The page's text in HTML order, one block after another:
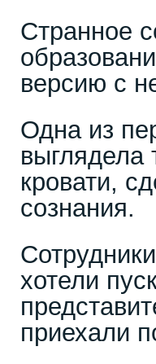
Странное
версию с
Одна из
выглядела
кровати,
сознания.
хотели
приехали